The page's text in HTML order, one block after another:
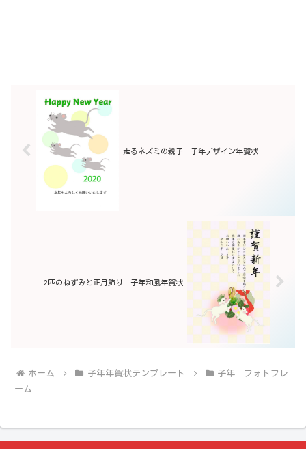
走るネズミの親子 子年デザイン年賀状
2匹のねずみと正月飾り 子年和風年賀状
ホーム 子年年賀状テンプレート
子年 フォトフレ
ーム